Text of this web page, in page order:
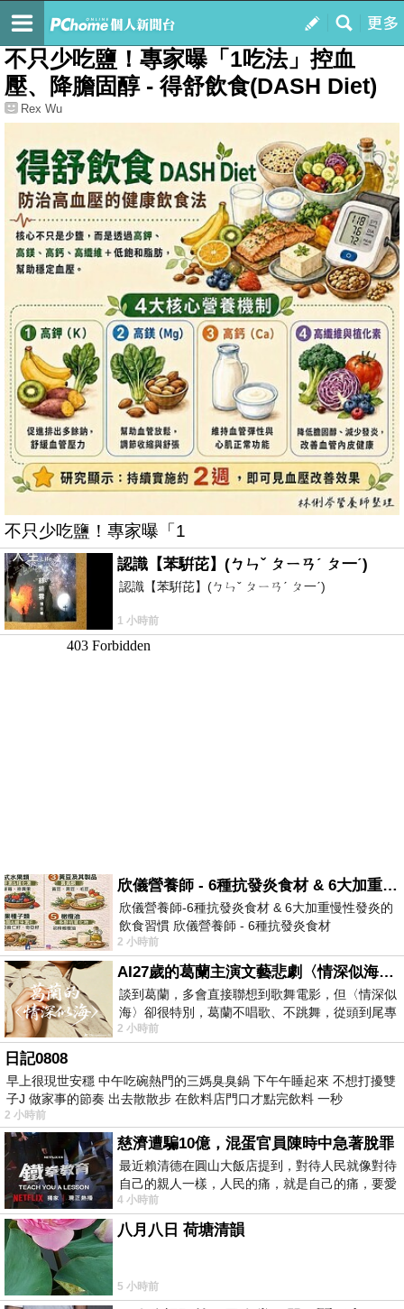
我的
最新文章
不只少吃鹽！專家曝「1吃法」控血
壓、降膽固醇 - 得舒飲食(DASH Diet)
Rex Wu
不只少吃鹽！專家曝「1
認識【苯騈芘】(ㄅㄣˇ ㄆㄧㄢˊ ㄆ一ˊ)
認識【苯騈芘】(ㄅㄣˇ ㄆㄧㄢˊ ㄆ一ˊ)
1 小時前
欣儀營養師 - 6種抗發炎食材 & 6大加重慢性發炎的飲食習慣
欣儀營養師-6種抗發炎食材 & 6大加重慢性發炎的
飲食習慣 欣儀營養師 - 6種抗發炎食材
https://www.facebook.com/photo/?fbid=147
2 小時前
AI27歲的葛蘭主演文藝悲劇〈情深似海〉 #戀上老電影 #葛蘭 #粟子
談到葛蘭，多會直接聯想到歌舞電影，但〈情深似
海〉卻很特別，葛蘭不唱歌、不跳舞，從頭到尾專
心演戲。拍攝期間，經常工作超過12個鐘
2 小時前
日記0808
早上很現世安穩 中午吃碗熱門的三媽臭臭鍋 下午午睡起來 不想打擾雙
子J 做家事的節奏 出去散散步 在飲料店門口才點完飲料 一秒
2 小時前
慈濟遭騙10億，混蛋官員陳時中急著脫罪
最近賴清德在圓山大飯店提到，對待人民就像對待
自己的親人一樣，人民的痛，就是自己的痛，要愛
民如親，說的這麼好聽，實際上根本沒做
4 小時前
八月八日 荷塘清韻
5 小時前